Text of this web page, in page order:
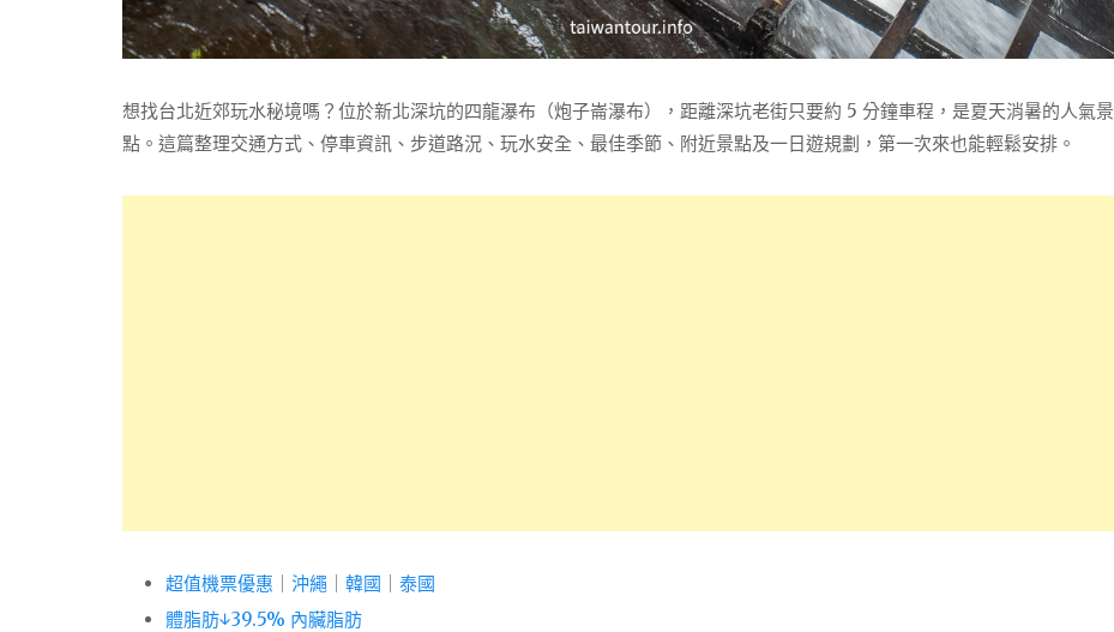
想找台北近郊玩水秘境嗎？位於新北深坑的四龍瀑布（炮子崙瀑布），距離深坑老街只要約 5 分鐘車程，是夏天消暑的人氣景
點。這篇整理交通方式、停車資訊、步道路況、玩水安全、最佳季節、附近景點及一日遊規劃，第一次來也能輕鬆安排。
超值機票優惠 沖繩 韓國
泰國
體脂肪↓39.5% 內臟脂肪